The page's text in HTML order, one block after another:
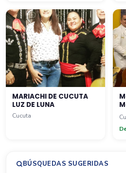
MARIACHI DE CUCUTA
LUZ DE LUNA
Cucuta
BÚSQUEDAS SUGERIDAS